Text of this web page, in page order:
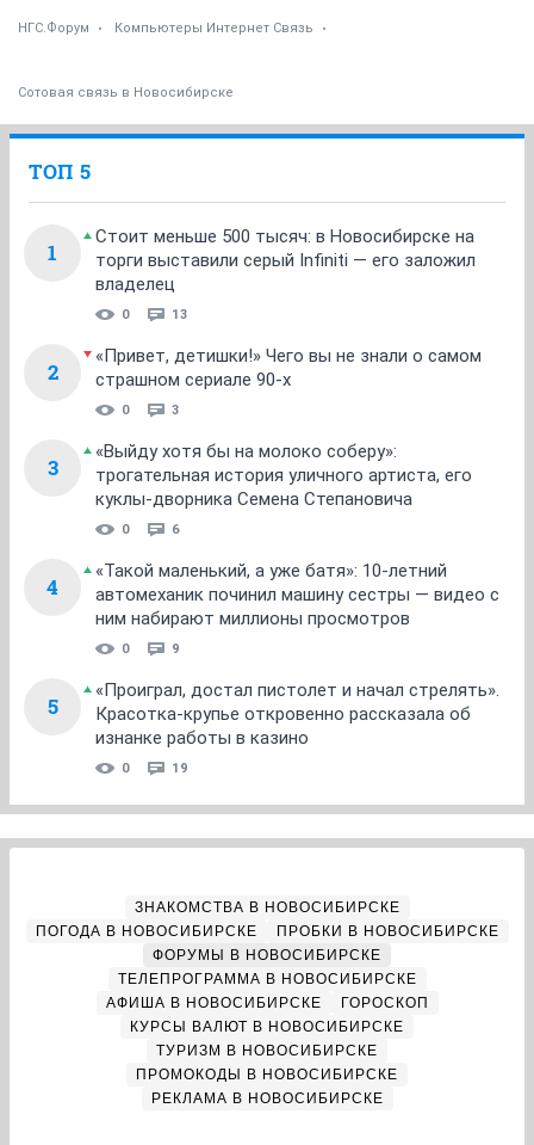
НГС.Форум Компьютеры Интернет Связь
Сотовая связь в Новосибирске
ТОП 5
1
Стоит меньше 500 тысяч: в Новосибирске на
торги выставили серый Infiniti — его заложил
владелец
0 13
2
«Привет, детишки!» Чего вы не знали о самом
страшном сериале 90-х
0 3
3
«Выйду хотя бы на молоко соберу»:
трогательная история уличного артиста, его
куклы-дворника Семена Степановича
0 6
4
«Такой маленький, а уже батя»: 10-летний
автомеханик починил машину сестры — видео с
ним набирают миллионы просмотров
0 9
5
«Проиграл, достал пистолет и начал стрелять».
Красотка-крупье откровенно рассказала об
изнанке работы в казино
0 19
ЗНАКОМСТВА В НОВОСИБИРСКЕ
ПОГОДА В НОВОСИБИРСКЕ
ПРОБКИ В НОВОСИБИРСКЕ
ФОРУМЫ В НОВОСИБИРСКЕ
ТЕЛЕПРОГРАММА В НОВОСИБИРСКЕ
АФИША В НОВОСИБИРСКЕ
ГОРОСКОП
КУРСЫ ВАЛЮТ В НОВОСИБИРСКЕ
ТУРИЗМ В НОВОСИБИРСКЕ
ПРОМОКОДЫ В НОВОСИБИРСКЕ
РЕКЛАМА В НОВОСИБИРСКЕ